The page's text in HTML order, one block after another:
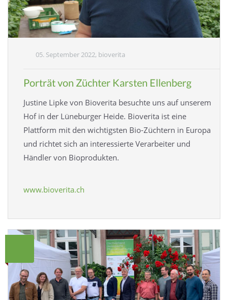
05. September 2022, bioverita
Porträt von Züchter Karsten Ellenberg
Justine Lipke von Bioverita besuchte uns auf unserem
Hof in der Lüneburger Heide. Bioverita ist eine
Plattform mit den wichtigsten Bio-Züchtern in Europa
und richtet sich an interessierte Verarbeiter und
Händler von Bioprodukten.
www.bioverita.ch